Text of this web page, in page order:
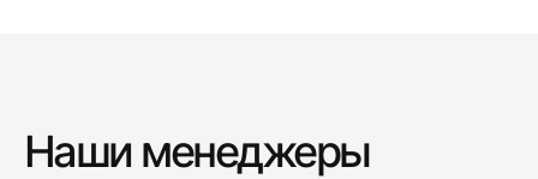
Наши менеджеры